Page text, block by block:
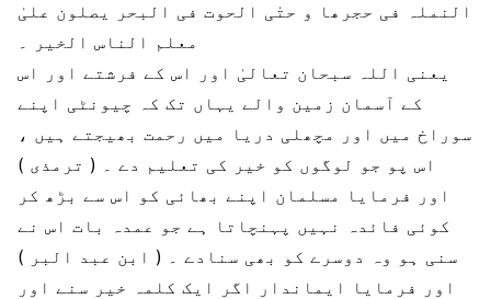
النملہ فی حجرھا و حتٰی الحوت فی البحر یصلون علیٰ
یعنی اللہ سبحان تعالیٰ اور اس کے فرشتے اور اس
کے آسمان زمین والے یہاں تک کہ چیونٹی اپنے
سوراخ میں اور مچھلی دریا میں رحمت بھیجتے ہیں ،
اس پو جو لوگوں کو خیر کی تعلیم دے ۔ ( ترمذی )
اور فرمایا مسلمان اپنے بھائی کو اس سے بڑھ کر
کوئی فائدہ نہیں پہنچاتا ہے جو عمدہ بات اس نے
سنی ہو وہ دوسرے کو بھی سنادے ۔ ( ابن عبد البر )
اور فرمایا ایماندار اگر ایک کلمہ خیر سنے اور